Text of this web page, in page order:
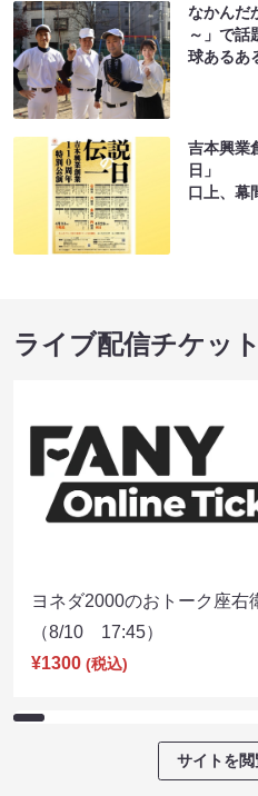
なかんだ
～」で話
球あるあ
吉本興業
日」
口上、幕
ライブ配信チケット
ヨネダ2000のおトーク座右
（8/10 17:45）
¥1300 (税込)
サイトを閲